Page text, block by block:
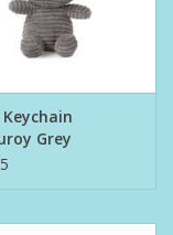
Grey